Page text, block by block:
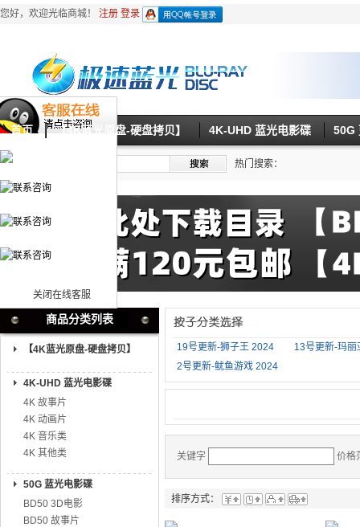
关闭在线客服
您好，欢迎光临商城！ 注册 登录
首页 【4K蓝光原盘-硬盘拷贝】 4K-UHD 蓝光电影碟 50G
热门搜索：
商品分类列表
【4K蓝光原盘-硬盘拷贝】
4K-UHD 蓝光电影碟
4K 故事片
4K 动画片
4K 音乐类
4K 其他类
50G 蓝光电影碟
BD50 3D电影
BD50 故事片
19号更新-狮子王 2024
13号更新-玛
2号更新-鱿鱼游戏 2024
关键字 价格
排序方式：